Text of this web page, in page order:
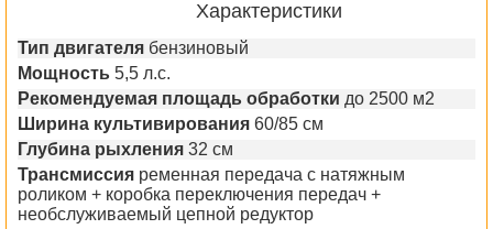
Характеристики
Тип двигателя бензиновый
Мощность 5,5 л.с.
Рекомендуемая площадь обработки до 2500 м2
Ширина культивирования 60/85 см
Глубина рыхления 32 см
Трансмиссия ременная передача с натяжным
роликом + коробка переключения передач +
необслуживаемый цепной редуктор